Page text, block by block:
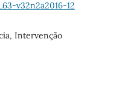
v32n2a2016-12
Intervenção